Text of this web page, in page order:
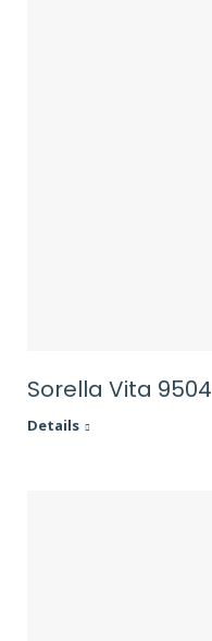
Sorella Vita 9504
Details